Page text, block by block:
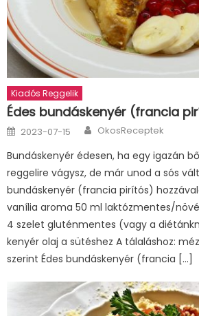
Kiadós Reggelik
Édes bundáskenyér (francia
Posted
on
2023-07-15 Author
OkosReceptek
Bundáskenyér édesen, ha egy igazán
reggelire vágysz, de már unod a sós
bundáskenyér (francia pirítós)
vanília aroma 50 ml laktózmentes/
4 szelet gluténmentes (vagy a
kenyér olaj a sütéshez A tálaláshoz:
szerint Édes bundáskenyér (francia […]